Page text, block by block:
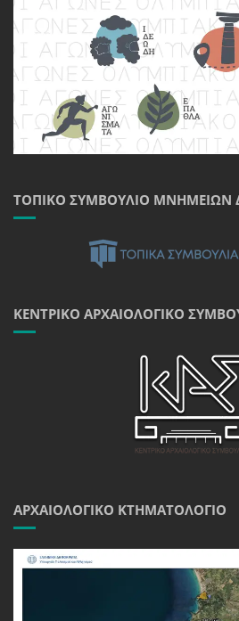
ΤΟΠΙΚΌ ΣΥΜΒΟΎΛΙΟ ΜΝΗΜΕΊΩΝ
ΚΕΝΤΡΙΚΌ ΑΡΧΑΙΟΛΟΓΙΚΌ
ΑΡΧΑΙΟΛΟΓΙΚΌ ΚΤΗΜΑΤΟΛΌΓΙΟ